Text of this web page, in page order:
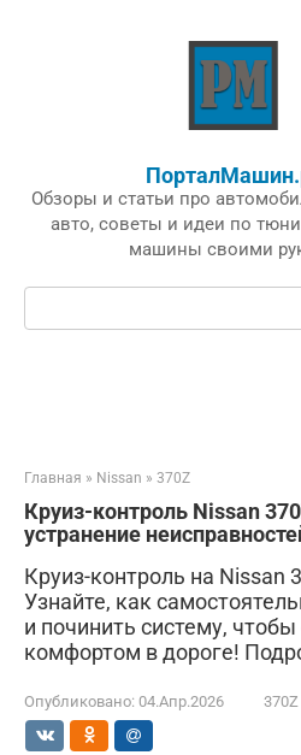
Обзоры и статьи про
авто, советы и идеи по
машины своими
Поиск:
Главная » Nissan » 370Z
Круиз-контроль Nissan
устранение
Круиз-контроль на Nissan
Узнайте, как
и починить систему,
комфортом в дороге!
Опубликовано: 04.Апр.2026 370Z